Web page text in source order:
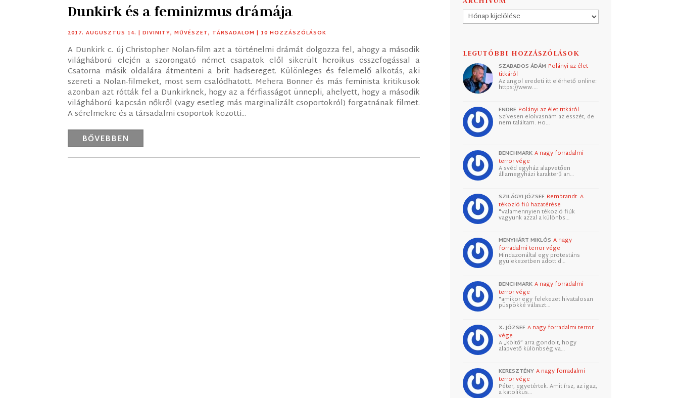
Dunkirk és a feminizmus drámája
2017. AUGUSZTUS 14. |DIVINITY,MŰVÉSZET, TÁRSADALOM | 10 HOZZÁSZÓLÁSOK
A Dunkirk c. új Christopher Nolan-film azt a történelmi drámát dolgozza fel, ahogy a második
világháború elején a szorongató német csapatok elől sikerült heroikus összefogással a
Csatorna másik oldalára átmenteni a brit hadsereget. Különleges és felemelő alkotás, aki
szereti a Nolan-filmeket, most sem csalódhatott. Mehera Bonner és más feminista kritikusok
azonban azt rótták fel a Dunkirknek, hogy az a férfiasságot ünnepli, ahelyett, hogy a második
világháború kapcsán nőkről (vagy esetleg más marginalizált csoportokról) forgatnának filmet.
A sérelmekre és a társadalmi csoportok közötti...
BŐVEBBEN
Archívum
LEGUTÓBBI HOZZÁSZÓLÁSOK
SZABADOS ÁDÁM Polányi az élet
titkáról
Az angol eredeti itt elérhető online:
https://www.…
ENDRE Polányi az élet titkáról
Szívesen elolvasnám az esszét, de
nem találtam. Ho…
BENCHMARK A nagy forradalmi
terror vége
A svéd egyház alapvetően
államegyházi karakterű an…
SZILÁGYI JÓZSEF Rembrandt: A
tékozló fiú hazatérése
"Valamennyien tékozló fiúk
vagyunk azzal a különbs…
MENYHÁRT MIKLÓS A nagy
forradalmi terror vége
Mindazonáltal egy protestáns
gyülekezetben adott d…
BENCHMARK A nagy forradalmi
terror vége
"amikor egy felekezet hivatalosan
püspökké választ…
X. JÓZSEF A nagy forradalmi terror
vége
A „költő” arra gondolt, hogy
alapvető különbség va…
KERESZTÉNY A nagy forradalmi
terror vége
Péter, egyetértek. Amit írsz, az igaz,
a katolikus…